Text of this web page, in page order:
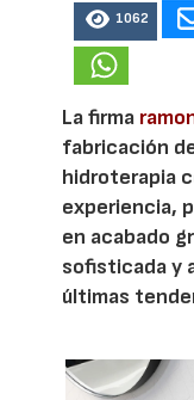
1062
La firma
fabricación
hidroterapia
experiencia,
en acabado
sofisticada y
últimas